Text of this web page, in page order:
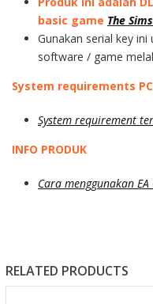
basic game The
Gunakan serial key
software / game
System requirements
System requirement
INFO PRODUK
Cara menggunakan
RELATED PRODUCTS